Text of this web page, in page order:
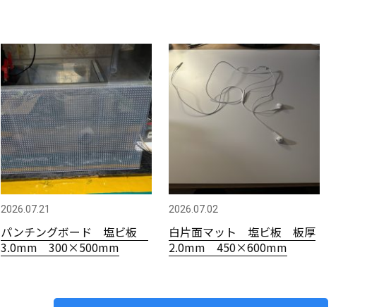
2026.07.21
パンチングボード 塩ビ板
3.0mm 300×500mm
2026.07.02
白片面マット 塩ビ板 板厚
2.0mm 450×600mm